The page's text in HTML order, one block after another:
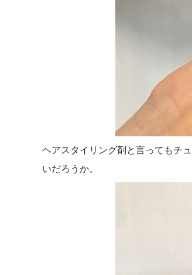
ヘアスタイリング剤と言ってもチ
いだろうか。